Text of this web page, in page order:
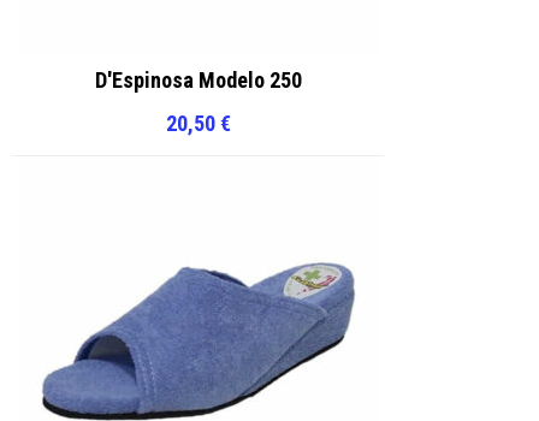
D'Espinosa Modelo 250
20,50€